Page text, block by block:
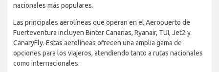
de destinos, tanto nacionales como internacionales
incluyen España, Reino Unido, Alemania, Italia y Suiza.
Los principales destinos internacionales incluyen Londres,
Düsseldorf, Frankfurt, Manchester y Birmingham. Las Palmas,
Tenerife, Madrid, Barcelona y Sevilla son los destinos